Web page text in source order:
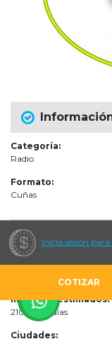
Categoría:
Radio
Formato:
Cuñas
Escenarios de
Directo al Hogar
Impactos estimados:
210 por 15 días
Ciudades:
Inicia sesión
COTIZAR